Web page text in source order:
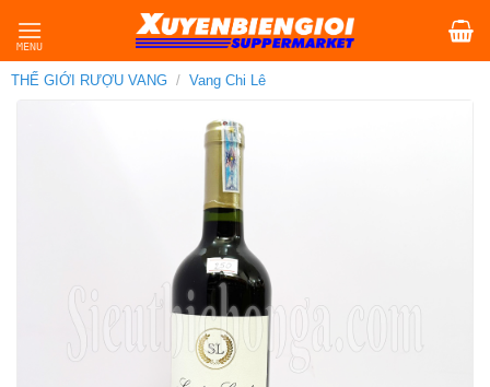
content
THẾ GIỚI RƯỢU VANG / Vang Chi Lê